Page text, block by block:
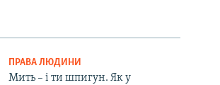
ПРАВА ЛЮДИНИ
Мить – і ти шпигун. Як у